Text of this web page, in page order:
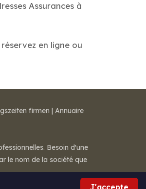
Assurances à
en ligne ou
J'accepte
firmen | Annuaire
Besoin d'une
le nom de la société que